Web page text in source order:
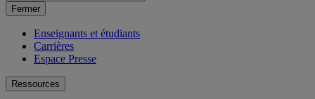
Fermer
Enseignants et étudiants
Carrières
Espace Presse
Ressources